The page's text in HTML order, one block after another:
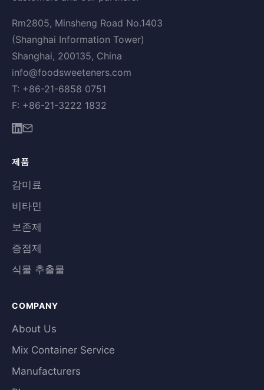
Rm2805, Minsheng Road No.1403
(Shanghai Information Tower)
Shanghai, 200135, China
info@foodsweeteners.com
T: +86-21-6858 0751
F: +86-21-3222 1832
제품
감미료
비타민
보존제
증점제
식물 추출물
COMPANY
About Us
Mix Container Service
Manufacturers